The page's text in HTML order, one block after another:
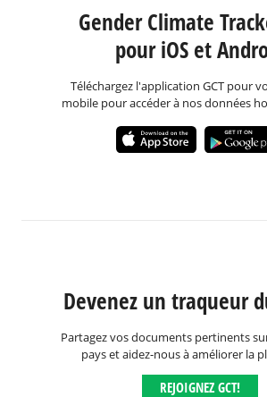
Gender Climate
pour iOS et
Téléchargez l'application GCT pour
mobile pour accéder à nos données
Devenez un traqueur
Partagez vos documents pertinents
pays et aidez-nous à améliorer la
REJOIGNEZ GCT!